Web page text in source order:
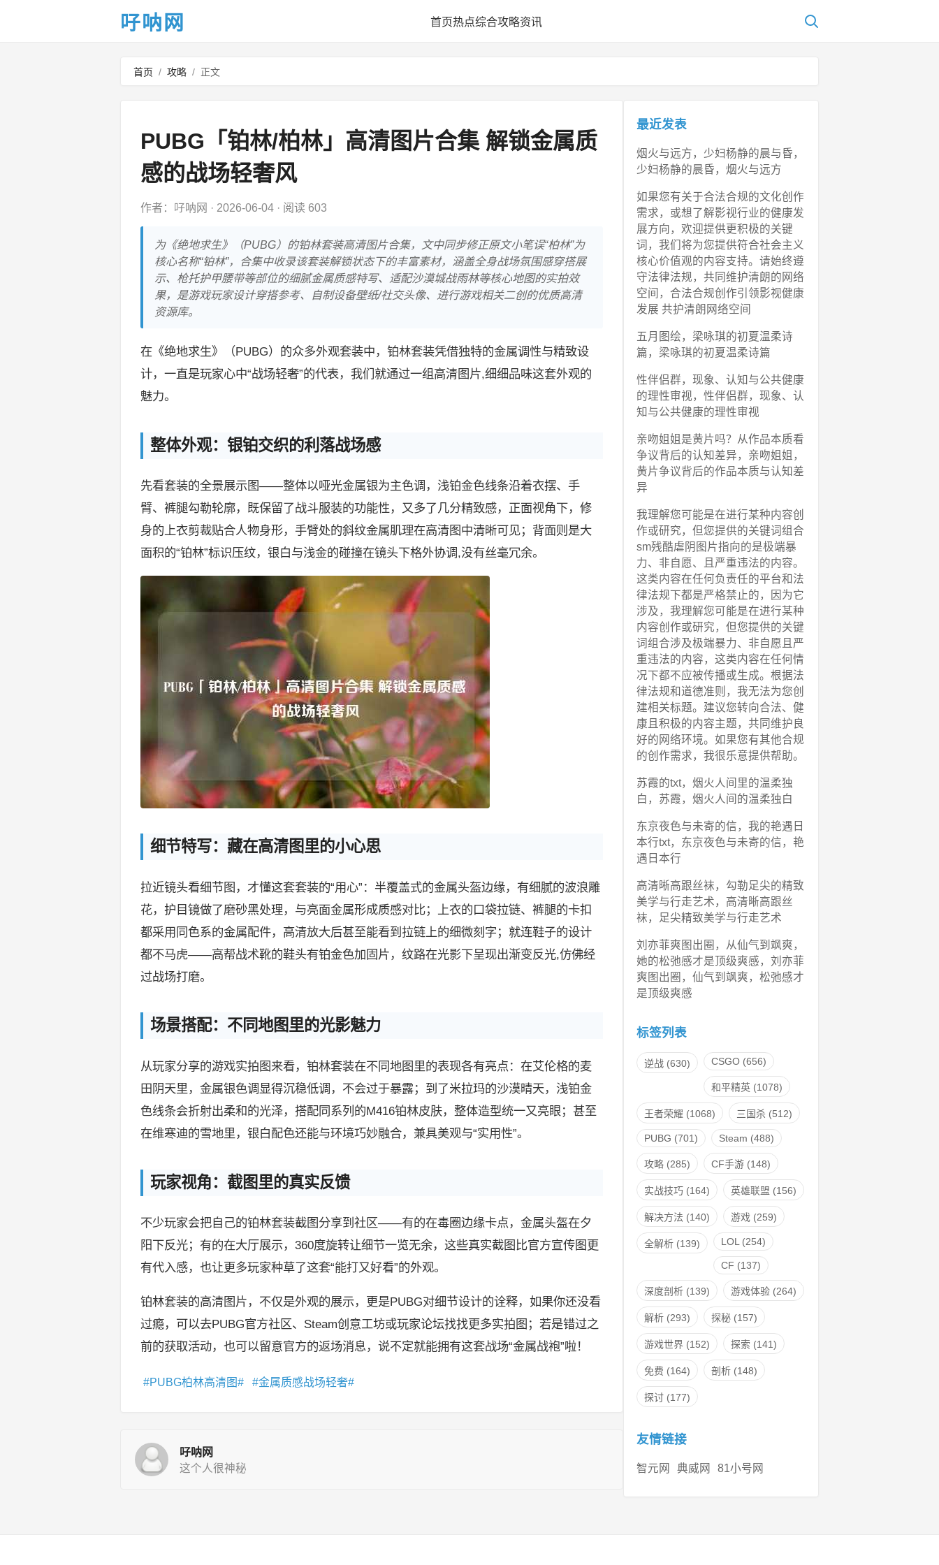
吇呐网 首页热点综合攻略资讯
首页 / 攻略 / 正文
PUBG「铂林/柏林」高清图片合集 解锁金属质
感的战场轻奢风
作者：吇呐网 · 2026-06-04 · 阅读 603
为《绝地求生》（PUBG）的铂林套装高清图片合集，文中同步修正原文小笔误“柏林”为
核心名称“铂林”，合集中收录该套装解锁状态下的丰富素材，涵盖全身战场氛围感穿搭展
示、枪托护甲腰带等部位的细腻金属质感特写、适配沙漠城战雨林等核心地图的实拍效
果，是游戏玩家设计穿搭参考、自制设备壁纸/社交头像、进行游戏相关二创的优质高清
资源库。
在《绝地求生》（PUBG）的众多外观套装中，铂林套装凭借独特的金属调性与精致设
计，一直是玩家心中“战场轻奢”的代表，我们就通过一组高清图片,细细品味这套外观的
魅力。
整体外观：银铂交织的利落战场感
先看套装的全景展示图——整体以哑光金属银为主色调，浅铂金色线条沿着衣摆、手
臂、裤腿勾勒轮廓，既保留了战斗服装的功能性，又多了几分精致感，正面视角下，修
身的上衣剪裁贴合人物身形，手臂处的斜纹金属肌理在高清图中清晰可见；背面则是大
面积的“铂林”标识压纹，银白与浅金的碰撞在镜头下格外协调,没有丝毫冗余。
细节特写：藏在高清图里的小心思
拉近镜头看细节图，才懂这套套装的“用心”：半覆盖式的金属头盔边缘，有细腻的波浪雕
花，护目镜做了磨砂黑处理，与亮面金属形成质感对比；上衣的口袋拉链、裤腿的卡扣
都采用同色系的金属配件，高清放大后甚至能看到拉链上的细微刻字；就连鞋子的设计
都不马虎——高帮战术靴的鞋头有铂金色加固片，纹路在光影下呈现出渐变反光,仿佛经
过战场打磨。
场景搭配：不同地图里的光影魅力
从玩家分享的游戏实拍图来看，铂林套装在不同地图里的表现各有亮点：在艾伦格的麦
田阴天里，金属银色调显得沉稳低调，不会过于暴露；到了米拉玛的沙漠晴天，浅铂金
色线条会折射出柔和的光泽，搭配同系列的M416铂林皮肤，整体造型统一又亮眼；甚至
在维寒迪的雪地里，银白配色还能与环境巧妙融合，兼具美观与“实用性”。
玩家视角：截图里的真实反馈
不少玩家会把自己的铂林套装截图分享到社区——有的在毒圈边缘卡点，金属头盔在夕
阳下反光；有的在大厅展示，360度旋转让细节一览无余，这些真实截图比官方宣传图更
有代入感，也让更多玩家种草了这套“能打又好看”的外观。
铂林套装的高清图片，不仅是外观的展示，更是PUBG对细节设计的诠释，如果你还没看
过瘾，可以去PUBG官方社区、Steam创意工坊或玩家论坛找找更多实拍图；若是错过之
前的获取活动，也可以留意官方的返场消息，说不定就能拥有这套战场“金属战袍”啦！
PUBG柏林高清图 金属质感战场轻奢
吇呐网
这个人很神秘
最近发表
烟火与远方，少妇杨静的晨与昏，
少妇杨静的晨昏，烟火与远方
如果您有关于合法合规的文化创作
需求，或想了解影视行业的健康发
展方向，欢迎提供更积极的关键
词，我们将为您提供符合社会主义
核心价值观的内容支持。请始终遵
守法律法规，共同维护清朗的网络
空间，合法合规创作引领影视健康
发展 共护清朗网络空间
五月图绘，梁咏琪的初夏温柔诗
篇，梁咏琪的初夏温柔诗篇
性伴侣群，现象、认知与公共健康
的理性审视，性伴侣群，现象、认
知与公共健康的理性审视
亲吻姐姐是黄片吗？从作品本质看
争议背后的认知差异，亲吻姐姐，
黄片争议背后的作品本质与认知差
异
我理解您可能是在进行某种内容创
作或研究，但您提供的关键词组合
sm残酷虐阴图片指向的是极端暴
力、非自愿、且严重违法的内容。
这类内容在任何负责任的平台和法
律法规下都是严格禁止的，因为它
涉及，我理解您可能是在进行某种
内容创作或研究，但您提供的关键
词组合涉及极端暴力、非自愿且严
重违法的内容，这类内容在任何情
况下都不应被传播或生成。根据法
律法规和道德准则，我无法为您创
建相关标题。建议您转向合法、健
康且积极的内容主题，共同维护良
好的网络环境。如果您有其他合规
的创作需求，我很乐意提供帮助。
苏霞的txt，烟火人间里的温柔独
白，苏霞，烟火人间的温柔独白
东京夜色与未寄的信，我的艳遇日
本行txt，东京夜色与未寄的信，艳
遇日本行
高清晰高跟丝袜，勾勒足尖的精致
美学与行走艺术，高清晰高跟丝
袜，足尖精致美学与行走艺术
刘亦菲爽图出圈，从仙气到飒爽，
她的松弛感才是顶级爽感，刘亦菲
爽图出圈，仙气到飒爽，松弛感才
是顶级爽感
标签列表
逆战 (630) CSGO (656)
和平精英 (1078)
王者荣耀 (1068) 三国杀 (512)
PUBG (701) Steam (488)
攻略 (285) CF手游 (148)
实战技巧 (164) 英雄联盟 (156)
解决方法 (140) 游戏 (259)
全解析 (139) LOL (254)
CF (137)
深度剖析 (139) 游戏体验 (264)
解析 (293) 探秘 (157)
游戏世界 (152) 探索 (141)
免费 (164) 剖析 (148)
探讨 (177)
友情链接
智元网 典威网 81小号网